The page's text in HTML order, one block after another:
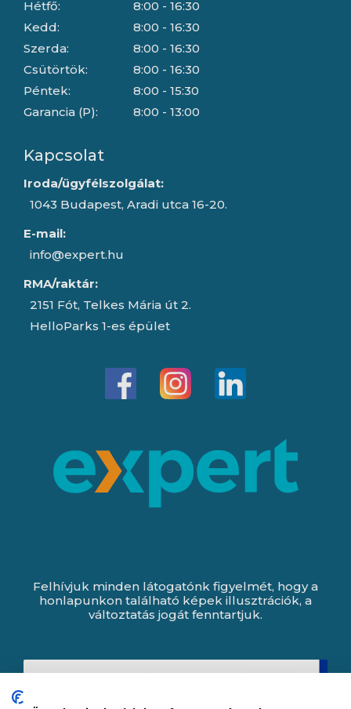
Hétfő:
Kedd:
Szerda:
Csütörtök:
Péntek:
Garancia (P):
8:00 - 16:30
8:00 - 16:30
8:00 - 16:30
8:00 - 16:30
8:00 - 15:30
8:00 - 13:00
Kapcsolat
Iroda/ügyfélszolgálat:
1043 Budapest, Aradi utca 16-20.
E-mail:
info@expert.hu
RMA/raktár:
2151 Fót, Telkes Mária út 2.
HelloParks 1-es épület
Felhívjuk minden látogatónk figyelmét, hogy a
honlapunkon található képek illusztrációk, a
változtatás jogát fenntartjuk.